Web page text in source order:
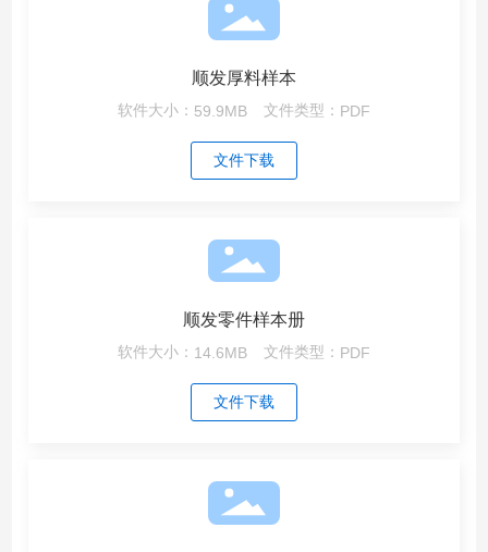
顺发厚料样本
软件大小： 59.9MB 文件类型： PDF
文件下载
顺发零件样本册
软件大小： 14.6MB 文件类型： PDF
文件下载